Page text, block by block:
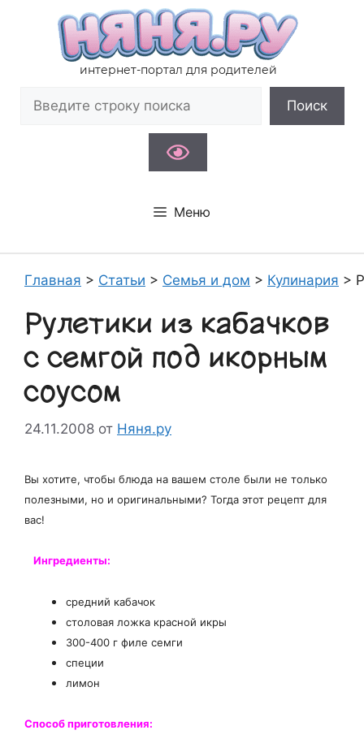
содержимому
интернет-портал для родителей
Поиск
Меню
Главная > Статьи > Семья и дом > Кулинария >
Рулетики из кабачков
с семгой под икорным
соусом
24.11.2008 от Няня.ру
Вы хотите, чтобы блюда на вашем столе были не только
полезными, но и оригинальными? Тогда этот рецепт для
вас!
Ингредиенты:
средний кабачок
столовая ложка красной икры
300-400 г филе семги
специи
лимон
Способ приготовления: